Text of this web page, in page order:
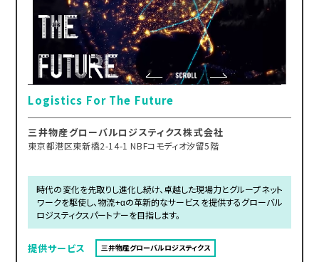
Logistics For The Future
三井物産グローバルロジスティクス株式会社
東京都港区東新橋2-14-1 NBFコモディオ汐留5階
時代の変化を先取りし進化し続け、卓越した現場力とグループネット
ワークを駆使し、物流+αの革新的なサービスを提供するグローバル
ロジスティクスパートナーを目指します。
提供サービス 三井物産グローバルロジスティクス